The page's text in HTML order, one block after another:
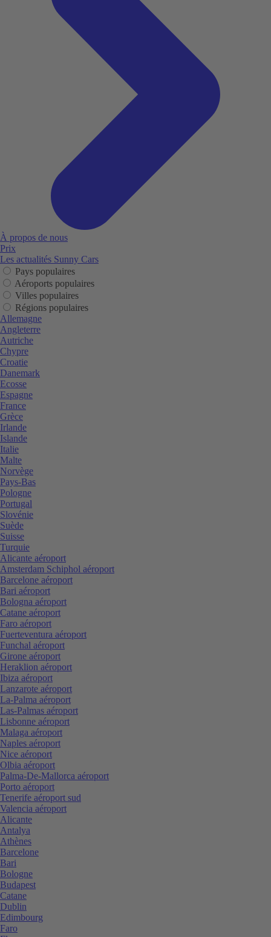
À propos de nous
Prix
Les actualités Sunny Cars
Pays populaires
Aéroports populaires
Villes populaires
Régions populaires
Allemagne
Angleterre
Autriche
Chypre
Croatie
Danemark
Ecosse
Espagne
France
Grèce
Irlande
Islande
Italie
Malte
Norvège
Pays-Bas
Pologne
Portugal
Slovénie
Suède
Suisse
Turquie
Alicante aéroport
Amsterdam Schiphol aéroport
Barcelone aéroport
Bari aéroport
Bologna aéroport
Catane aéroport
Faro aéroport
Fuerteventura aéroport
Funchal aéroport
Girone aéroport
Heraklion aéroport
Ibiza aéroport
Lanzarote aéroport
La-Palma aéroport
Las-Palmas aéroport
Lisbonne aéroport
Malaga aéroport
Naples aéroport
Nice aéroport
Olbia aéroport
Palma-De-Mallorca aéroport
Porto aéroport
Tenerife aéroport sud
Valencia aéroport
Alicante
Antalya
Athènes
Barcelone
Bari
Bologne
Budapest
Catane
Dublin
Edimbourg
Faro